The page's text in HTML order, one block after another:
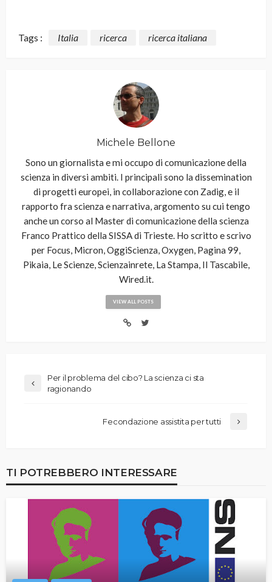
Tags : Italia ricerca ricerca italiana
Michele Bellone
Sono un giornalista e mi occupo di comunicazione della
scienza in diversi ambiti. I principali sono la dissemination
di progetti europei, in collaborazione con Zadig, e il
rapporto fra scienza e narrativa, argomento su cui tengo
anche un corso al Master di comunicazione della scienza
Franco Prattico della SISSA di Trieste. Ho scritto e scrivo
per Focus, Micron, OggiScienza, Oxygen, Pagina 99,
Pikaia, Le Scienze, Scienzainrete, La Stampa, Il Tascabile,
Wired.it.
VIEW ALL POSTS
Per il problema del cibo? La scienza ci sta
ragionando
Fecondazione assistita per tutti
TI POTREBBERO INTERESSARE